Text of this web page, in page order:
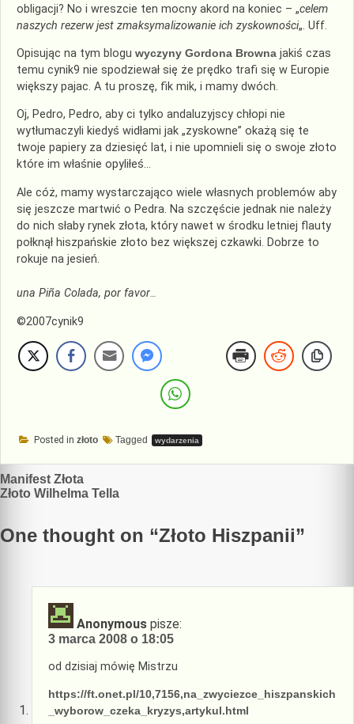
obligacji? No i wreszcie ten mocny akord na koniec – „celem
naszych rezerw jest zmaksymalizowanie ich zyskowności„. Uff.
Opisując na tym blogu wyczyny Gordona Browna jakiś czas
temu cynik9 nie spodziewał się że prędko trafi się w Europie
większy pajac. A tu proszę, fik mik, i mamy dwóch.
Oj, Pedro, Pedro, aby ci tylko andaluzyjscy chłopi nie
wytłumaczyli kiedyś widłami jak „zyskowne” okażą się te
twoje papiery za dziesięć lat, i nie upomnieli się o swoje złoto
które im właśnie opyliłeś…
Ale cóż, mamy wystarczająco wiele własnych problemów aby
się jeszcze martwić o Pedra. Na szczęście jednak nie należy
do nich słaby rynek złota, który nawet w środku letniej flauty
połknął hiszpańskie złoto bez większej czkawki. Dobrze to
rokuje na jesień.
una Piña Colada, por favor
©2007cynik9
Posted in złoto Tagged wydarzenia
Nawigacja
wpisu
Manifest Złota
Złoto Wilhelma Tella
One thought on “Złoto Hiszpanii”
Anonymous pisze:
3 marca 2008 o 18:05
od dzisiaj mówię Mistrzu
https://ft.onet.pl/10,7156,na_zwyciezce_hiszpanskich
_wyborow_czeka_kryzys,artykul.html